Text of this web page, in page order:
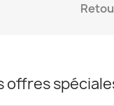
offres